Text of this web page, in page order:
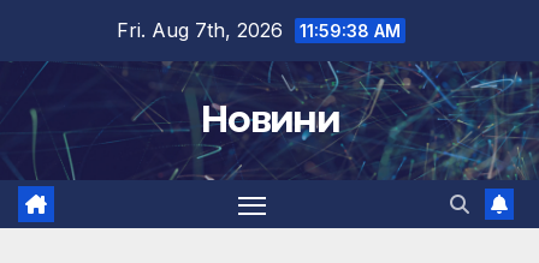
content
Fri. Aug 7th, 2026 11:59:39 AM
Новини